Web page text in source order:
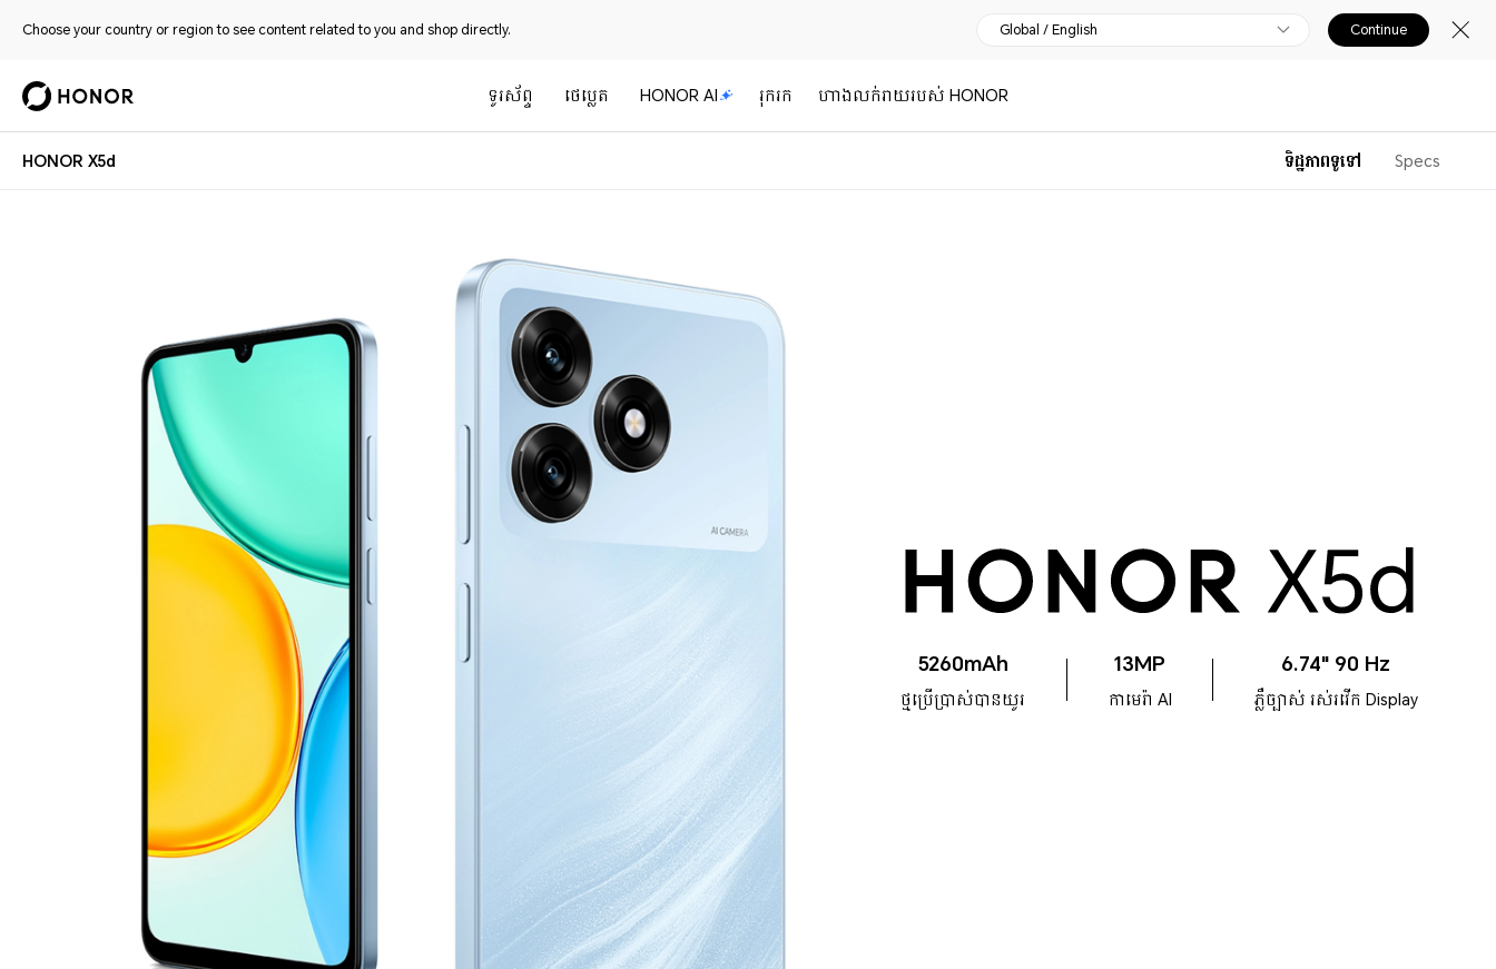
Choose your country or region to see content related to you and shop directly. Global / English Continue
ទូរស័ព្ទ ថេប្លេត HONOR AI រុករក ហាងលក់រាយរបស់ HONOR
HONOR X5d ទិដ្ឋភាពទូទៅ Specs
5260mAh
ថ្មប្រើប្រាស់បានយូរ
13MP
កាមេរ៉ា AI
6.74" 90 Hz
ភ្លឺច្បាស់ រស់រវើក Display